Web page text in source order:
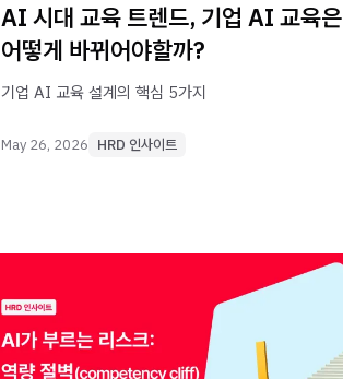
AI 시대 교육 트렌드, 기업 AI 교육은
어떻게 바뀌어야할까?
기업 AI 교육 설계의 핵심 5가지
May 26, 2026 HRD 인사이트